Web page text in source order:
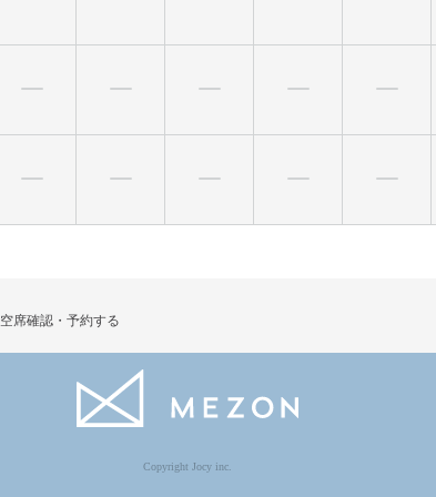
空席確認・予約する
Copyright Jocy inc.